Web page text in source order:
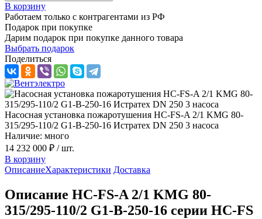
В корзину
Работаем только с контрагентами из РФ
Подарок при покупке
Дарим подарок при покупке данного товара
Выбрать подарок
Поделиться
Насосная установка пожаротушения HC-FS-A 2/1 KMG 80-
315/295-110/2 G1-B-250-16 Истратех DN 250 3 насоса
Наличие: много
14 232 000 ₽ / шт.
В корзину
ОписаниеХарактеристики Доставка
Описание HC-FS-A 2/1 KMG 80-
315/295-110/2 G1-B-250-16 серии HC-FS